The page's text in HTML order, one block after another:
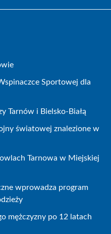
Sportowej dla
Tarnów i Bielsko-Białą
światowej znalezione w
Tarnowa w Miejskiej
wprowadza program
mężczyzny po 12 latach